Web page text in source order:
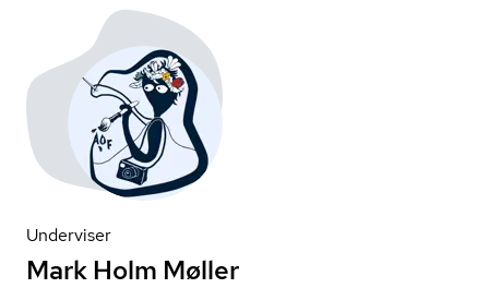
Underviser
Mark Holm Møller